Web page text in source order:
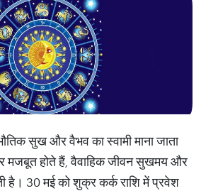
सुख और वैभव का स्वामी माना जाता
मजबूत होते हैं, वैवाहिक जीवन सुखमय और
है। 30 मई को शुक्र कर्क राशि में प्रवेश